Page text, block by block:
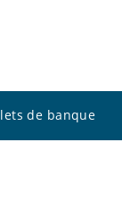
de banque